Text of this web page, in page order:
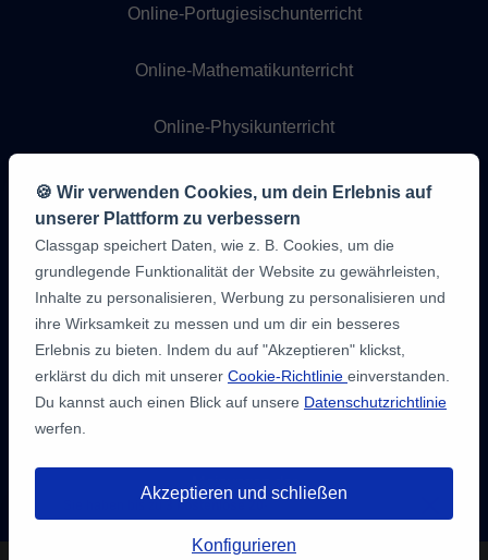
3 kostenlose 20-
Online-Portugiesischunterricht
Online-Mathematikunterricht
Online-Physikunterricht
Online-Chemieunterricht
Online-Programmierunterricht
Meinungen
der
Schüler:innen
🍪 Wir verwenden Cookies, um dein Erlebnis auf
unserer Plattform zu verbessern
Classgap speichert Daten, wie z. B. Cookies, um die
grundlegende Funktionalität der Website zu gewährleisten,
Inhalte zu personalisieren, Werbung zu personalisieren und
ihre Wirksamkeit zu messen und um dir ein besseres
Erlebnis zu bieten. Indem du auf "Akzeptieren" klickst,
erklärst du dich mit unserer Cookie-Richtlinie einverstanden.
Du kannst auch einen Blick auf unsere Datenschutzrichtlinie
werfen.
Akzeptieren und schließen
Konfigurieren